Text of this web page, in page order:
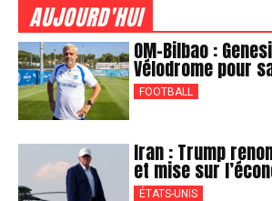
AUJOURD'HUI
OM-Bilbao :
Vélodrome pour
FOOTBALL
Iran : Trump
et mise sur
ÉTATS-UNIS